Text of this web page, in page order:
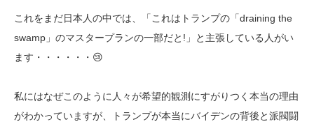
これをまだ日本人の中では、「これはトランプの「draining the
swamp」のマスタープランの一部だと!」と主張している人がい
ます・・・・・・😢
私にはなぜこのように人々が希望的観測にすがりつく本当の理由
がわかっていますが、トランプが本当にバイデンの背後と派閥闘